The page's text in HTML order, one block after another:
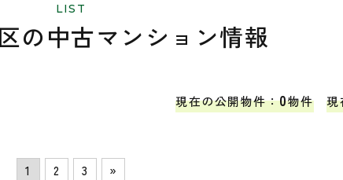
LIST
の中古マンション情報
現在の公開物件：0物件 現
1 2 3 »